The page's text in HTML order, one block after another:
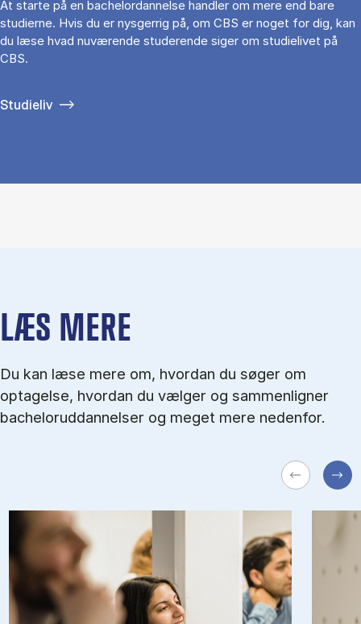
At starte på en bachelordannelse handler om mere end bare
studierne. Hvis du er nysgerrig på, om CBS er noget for dig, kan
du læse hvad nuværende studerende siger om studielivet på
CBS.
Studieliv
LÆS MERE
Du kan læse mere om, hvordan du søger om
optagelse, hvordan du vælger og sammenligner
bacheloruddannelser og meget mere nedenfor.